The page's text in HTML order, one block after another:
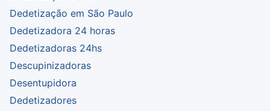
Dedetização em São Paulo
Dedetizadora 24 horas
Dedetizadoras 24hs
Descupinizadoras
Desentupidora
Dedetizadores